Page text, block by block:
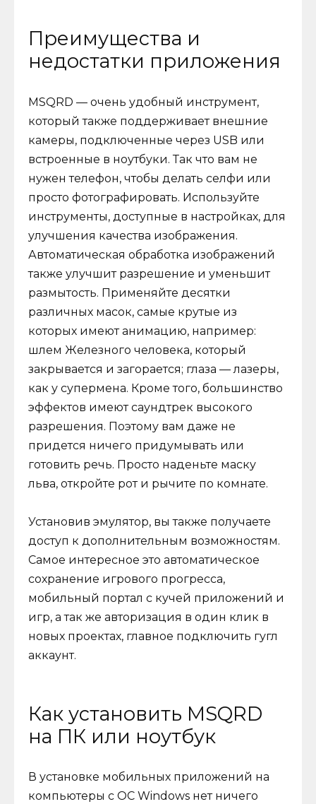
Преимущества и
недостатки приложения
MSQRD — очень удобный инструмент,
который также поддерживает внешние
камеры, подключенные через USB или
встроенные в ноутбуки. Так что вам не
нужен телефон, чтобы делать селфи или
просто фотографировать. Используйте
инструменты, доступные в настройках, для
улучшения качества изображения.
Автоматическая обработка изображений
также улучшит разрешение и уменьшит
размытость. Применяйте десятки
различных масок, самые крутые из
которых имеют анимацию, например:
шлем Железного человека, который
закрывается и загорается; глаза — лазеры,
как у супермена. Кроме того, большинство
эффектов имеют саундтрек высокого
разрешения. Поэтому вам даже не
придется ничего придумывать или
готовить речь. Просто наденьте маску
льва, откройте рот и рычите по комнате.
Установив эмулятор, вы также получаете
доступ к дополнительным возможностям.
Самое интересное это автоматическое
сохранение игрового прогресса,
мобильный портал с кучей приложений и
игр, а так же авторизация в один клик в
новых проектах, главное подключить гугл
аккаунт.
Как установить MSQRD
на ПК или ноутбук
В установке мобильных приложений на
компьютеры с ОС Windows нет ничего